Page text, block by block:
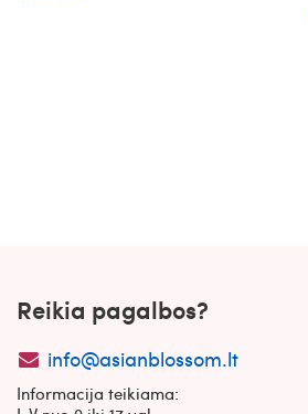
Reikia pagalbos?
info@asianblossom.lt
Informacija teikiama: